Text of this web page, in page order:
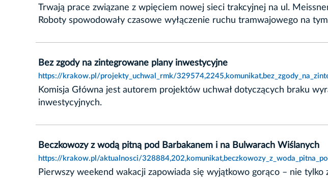
Trwają prace związane z wpięciem nowej sieci trakcyjnej na ul.
Roboty spowodowały czasowe wyłączenie ruchu tramwajowego na
Bez zgody na zintegrowane plany inwestycyjne
https://krakow.pl/projekty_uchwal_rmk/
Komisja Główna jest autorem projektów uchwał dotyczących braku
inwestycyjnych.
Beczkowozy z wodą pitną pod Barbakanem i na Bulwarach Wiślanych
https://krakow.pl/aktualnosci/
Pierwszy weekend wakacji zapowiada się wyjątkowo gorąco – nie